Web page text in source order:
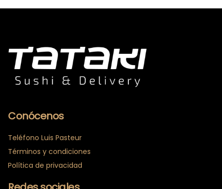
Conócenos
Teléfono Luis Pasteur
Términos y condiciones
Política de privacidad